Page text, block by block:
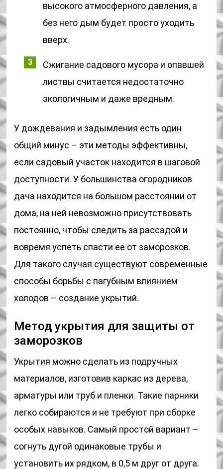
высокого атмосферного давления, а
без него дым будет просто уходить
вверх.
Сжигание садового мусора и опавшей
листвы считается недостаточно
экологичным и даже вредным.
У дождевания и задымления есть один
общий минус – эти методы эффективны,
если садовый участок находится в шаговой
доступности. У большинства огородников
дача находится на большом расстоянии от
дома, на ней невозможно присутствовать
постоянно, чтобы следить за рассадой и
вовремя успеть спасти ее от заморозков.
Для такого случая существуют современные
способы борьбы с пагубным влиянием
холодов – создание укрытий.
Метод укрытия для защиты от
заморозков
Укрытия можно сделать из подручных
материалов, изготовив каркас из дерева,
арматуры или труб и пленки. Такие парники
легко собираются и не требуют при сборке
особых навыков. Самый простой вариант –
согнуть дугой одинаковые трубы и
установить их рядком, в 0,5 м друг от друга.